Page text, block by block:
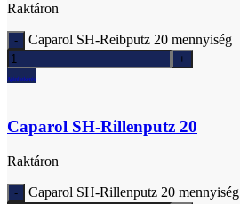
Raktáron
Caparol SH-Reibputz 20 mennyiség
Ajánlatkérés
Caparol SH-Rillenputz 20
Raktáron
Caparol SH-Rillenputz 20 mennyiség